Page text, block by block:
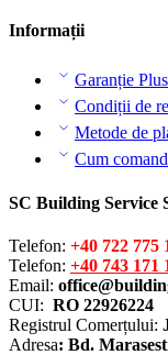
Informații
Garanție Plus
Condiții de
Metode de
Cum
SC Building Service
Telefon: +40 722 775
Telefon: +40 743 171
Email:
CUI: RO 22926224
Registrul Comerțului:
Adresa: Bd.